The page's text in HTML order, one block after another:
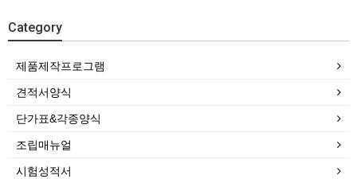
Category
제품제작프로그램
견적서양식
단가표&각종양식
조립매뉴얼
시험성적서